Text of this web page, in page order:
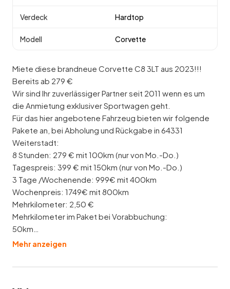
Verdeck Hardtop
Modell Corvette
Miete diese brandneue Corvette C8 3LT aus 2023!!!
Bereits ab 279 €
Wir sind Ihr zuverlässiger Partner seit 2011 wenn es um
die Anmietung exklusiver Sportwagen geht.
Für das hier angebotene Fahrzeug bieten wir folgende
Pakete an, bei Abholung und Rückgabe in 64331
Weiterstadt:
8 Stunden: 279 € mit 100km (nur von Mo.-Do.)
Tagespreis: 399 € mit 150km (nur von Mo.-Do.)
3 Tage /Wochenende: 999€ mit 400km
Wochenpreis: 1749€ mit 800km
Mehrkilometer: 2,50 €
Mehrkilometer im Paket bei Vorabbuchung:
50km…
Mehr anzeigen